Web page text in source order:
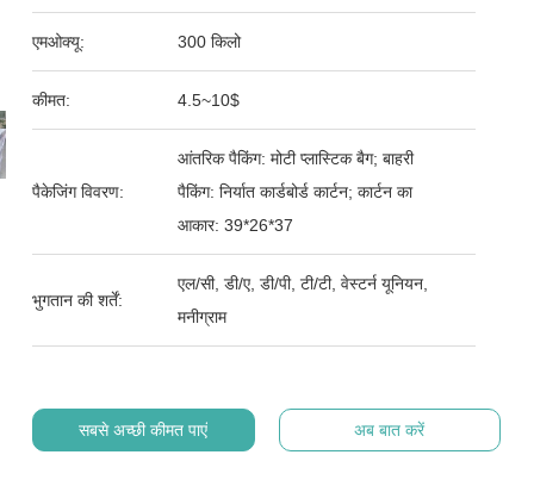
एमओक्यू: 300 किलो
कीमत: 4.5~10$
पैकेजिंग विवरण:
आंतरिक पैकिंग: मोटी प्लास्टिक बैग; बाहरी
पैकिंग: निर्यात कार्डबोर्ड कार्टन; कार्टन का
आकार: 39*26*37
भुगतान की शर्तें:
एल/सी, डी/ए, डी/पी, टी/टी, वेस्टर्न यूनियन,
मनीग्राम
सबसे अच्छी कीमत पाएं अब बात करें